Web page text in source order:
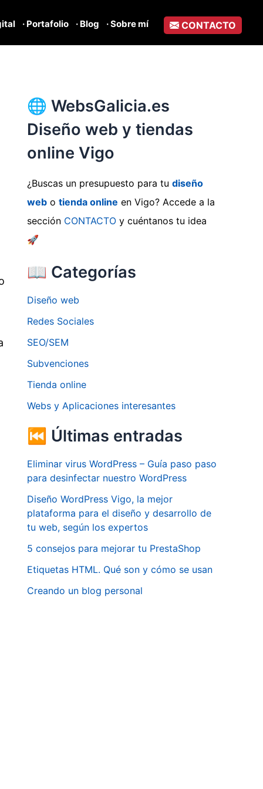
· Portafolio · Blog · Sobre mí CONTACTO
🌐 WebsGalicia.es
Diseño web y tiendas
online Vigo
¿Buscas un presupuesto para tu diseño
web o tienda online en Vigo? Accede a la
sección CONTACTO y cuéntanos tu idea
🚀
📖 Categorías
Diseño web
Redes Sociales
SEO/SEM
Subvenciones
Tienda online
Webs y Aplicaciones interesantes
⏮ Últimas entradas
Eliminar virus WordPress – Guía paso paso
para desinfectar nuestro WordPress
Diseño WordPress Vigo, la mejor
plataforma para el diseño y desarrollo de
tu web, según los expertos
5 consejos para mejorar tu PrestaShop
Etiquetas HTML. Qué son y cómo se usan
Creando un blog personal